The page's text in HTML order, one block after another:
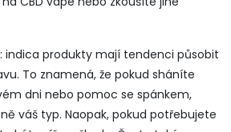
indica produkty mají tendenci působit
To znamená, že pokud sháníte
dni nebo pomoc se spánkem,
váš typ. Naopak, pokud potřebujete